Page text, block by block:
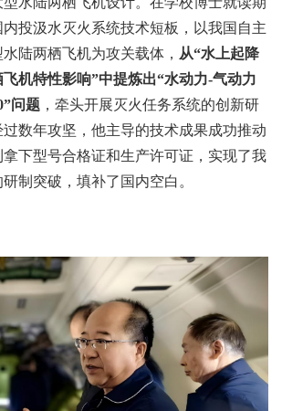
投汲水灭火系统技术短板，以我国自主
陆两栖飞机为攻关载体， 从“水上起降
机特性影响”中提炼出“水动力-气动力
问题 ，牵头开展灭火任务系统的创新研
数年攻坚，他主导的技术成果成功推动
拿下型号合格证和生产许可证，实现了我
制突破，填补了国内空白。